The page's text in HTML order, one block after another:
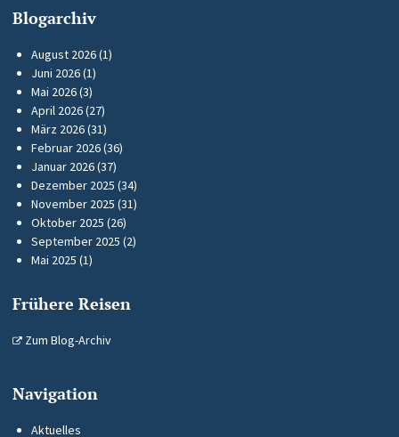
Blogarchiv
August 2026(1)
Juni 2026(1)
Mai 2026(3)
April 2026(27)
März 2026(31)
Februar 2026(36)
Januar 2026(37)
Dezember 2025 (34)
November 2025 (31)
Oktober 2025 (26)
September 2025 (2)
Mai 2025 (1)
Frühere Reisen
Zum Blog-Archiv
Navigation
Aktuelles